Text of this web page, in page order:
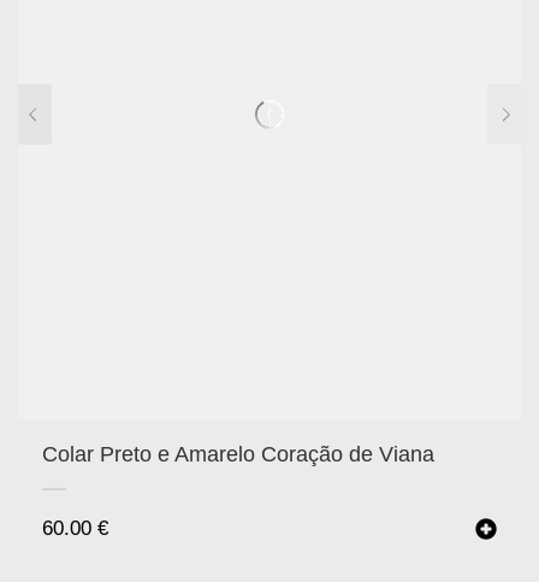
Colar Preto e Amarelo Coração de Viana
60.00 €